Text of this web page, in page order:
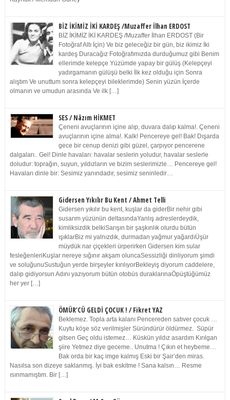
BİZ İKİMİZ İKİ KARDEŞ /Muzaffer İlhan ERDOST
BİZ İKİMİZ İKİ KARDEŞ /Muzaffer İlhan ERDOST (Bir
Fotoğraf Altı İçin) Ve biz geleceğiz bir gün, biz ikimiz İki
kardeş Duracağız Fotoğrafımızda durduğumuz gibi Benim
ellerimde kelepçe Yüzümde yapay bir gülüş (Kelepçeyi
yadırgamanın gülüşü belki İlk kez olduğu için Sonra
alıştım Ve unuttum sonra kelepçeyi bileklerimde) Senin yüzün İçerde
olmanın ve umudun arasında Ve ilk […]
SES / Nâzım HİKMET
Çeneni avuçlarının içine alıp, duvara dalıp kalma!. Çeneni
avuçlarının içine alma!. Kalk! Pencereye gel! Bak! Dışarda
gece bir cenup denizi gibi güzel, çarpıyor pencerene
dalgaları.. Gel! Dinle havaları: havalar seslerin yoludur, havalar seslerle
doludur: toprağın, suyun, yıldızların ve bizim seslerimizle… Pencereye gel!
Havaları dinle bir: Sesimiz yanındadır, sesimiz seninledir…
Gidersen Yıkılır Bu Kent / Ahmet Telli
Gidersen yıkılır bu kent, kuşlar da giderBir nehir gibi
susarım yüzünün deltasındaYanlış adreslerdeydik,
kimliksizdik belkiSarışın bir şaşkınlık olurdu bütün
ışıklarBiz mi yalnızdık, durmadan yağmur yağardıÜşür
müydük nar çiçekleri ürperirken Gidersen kim sular
fesleğenleriKuşlar nereye sığınır akşam oluncaSessizliği dinliyorum şimdi
ve soluğunuSustuğun yerde birşeyler kırılıyorBekleyiş diyorum caddelere,
dalıp gidiyorsun Adını yazıyorum bütün otobüs duraklarınaÖpüştüğümüz
her yer […]
ÖMÜR’CÜ GELDİ ÇOCUK ! / Fikret YAZ
Beklemez. Topla arta kalanı Pencereden satıver çocuk …
Kuytu köşe söz verilmişler Süründürür öldürmez. Süpür
gitsen Geç oldu istemez… Küskün yıldız asardım Kırılgan
şiire Yetmez diye geceme.. Unutma ! Çıkın et heybeme…
Bak orda bir kaç imge kalmış Eski bir Şair’den miras.
Nasılsa son dizeye saklanmış. İyi bak eskitme ! Sana kalsın… Resme
ısınmamıştım. Bir […]